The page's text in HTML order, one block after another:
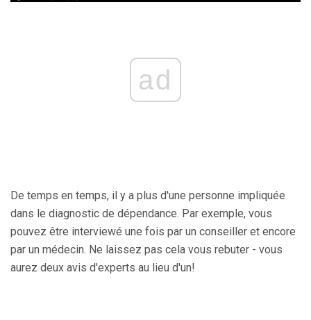
ad
De temps en temps, il y a plus d'une personne impliquée
dans le diagnostic de dépendance. Par exemple, vous
pouvez être interviewé une fois par un conseiller et encore
par un médecin. Ne laissez pas cela vous rebuter - vous
aurez deux avis d'experts au lieu d'un!